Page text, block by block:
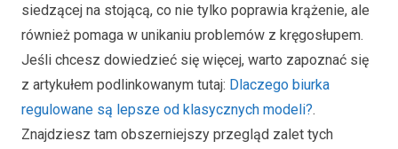
siedzącej na stojącą, co nie tylko poprawia krążenie, ale
również pomaga w unikaniu problemów z kręgosłupem.
Jeśli chcesz dowiedzieć się więcej, warto zapoznać się
z artykułem podlinkowanym tutaj: Dlaczego biurka
regulowane są lepsze od klasycznych modeli?.
Znajdziesz tam obszerniejszy przegląd zalet tych